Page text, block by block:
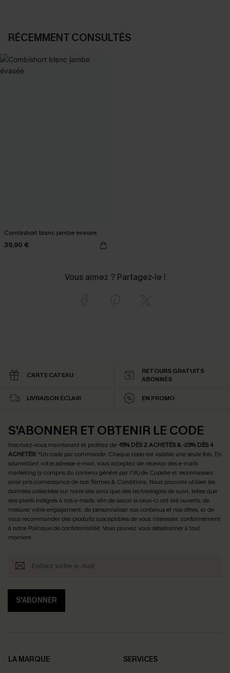
RÉCEMMENT CONSULTÉS
Combishort blanc jambe évasée
39,90 €
Vous aimez ? Partagez-le !
CARTE CATEAU
RETOURS GRATUITS
ABONNÉS
LIVRAISON ÉCLAIR EN PROMO
S'ABONNER ET OBTENIR LE CODE
Inscrivez-vous maintenant et profitez de -15% DÈS 2 ACHETÉS & -25% DÈS 4
ACHETÉS! *Un code par commande. Chaque code est valable une seule fois. En
soumettant votre adresse e-mail, vous acceptez de recevoir des e-mails
marketing (y compris du contenu généré par l'IA) de Cupshe et reconnaissez
avoir pris connaissance de nosTermes & Conditions. Nous pouvons utiliser les
données collectées sur notre site ainsi que des technologies de suivi, telles que
des pixels intégrés à nos e-mails, afin de savoir si ceux-ci ont été ouverts, de
mesurer votre engagement, de personnaliser nos contenus et nos offres, et de
vous recommander des produits susceptibles de vous intéresser, conformément
à notre Politique de confidentialité. Vous pouvez vous désabonner à tout
moment.
S'ABONNER
LA MARQUE
SERVICES